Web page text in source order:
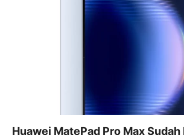
Huawei MatePad Pro Max